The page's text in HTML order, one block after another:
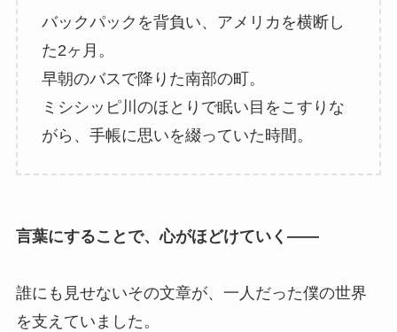
バックパックを背負い、アメリカを横断し
た2ヶ月。
早朝のバスで降りた南部の町。
ミシシッピ川のほとりで眠い目をこすりな
がら、手帳に思いを綴っていた時間。
言葉にすることで、心がほどけていく——
誰にも見せないその文章が、一人だった僕の世界
を支えていました。